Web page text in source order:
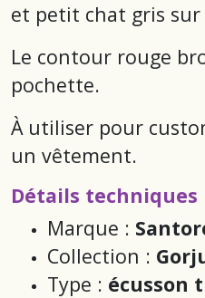
et petit chat gris sur
Le contour rouge
pochette.
À utiliser pour
un vêtement.
Détails techniques
Marque :
Collection :
Type : écusson